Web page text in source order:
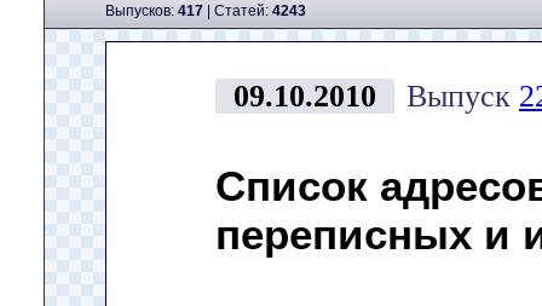
Выпусков: 417 | Cтатей: 4243
09.10.2010 Выпуск
Список
переписных и